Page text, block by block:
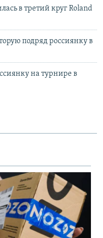
в третий круг Roland
подряд россиянку в
на турнире в